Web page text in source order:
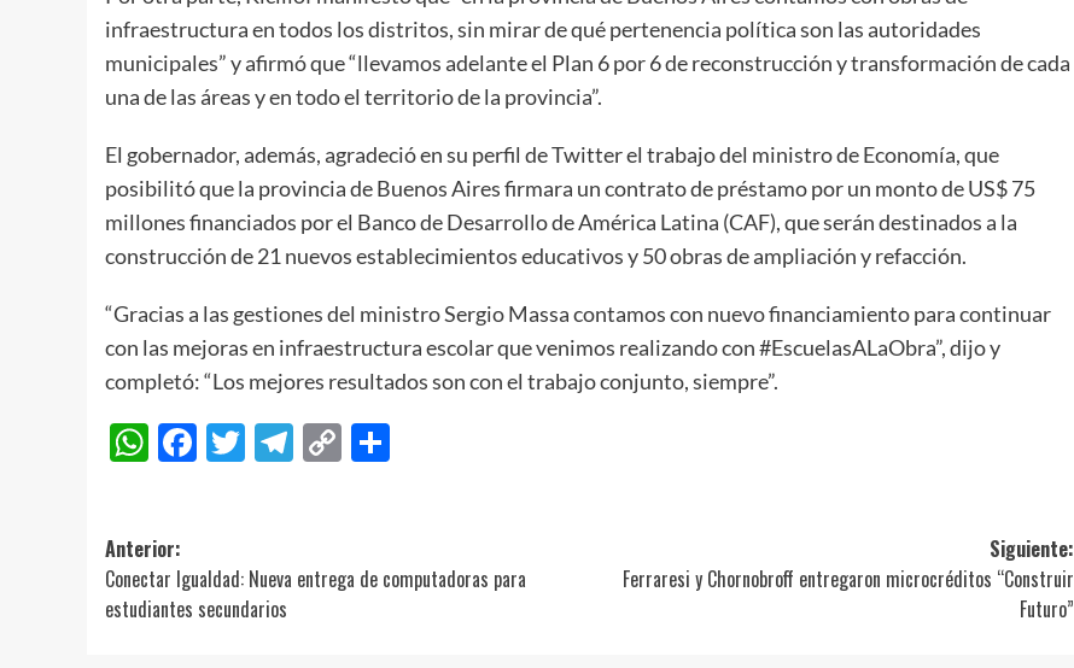
infraestructura en todos los distritos, sin mirar de qué pertenencia política son las autoridades
municipales” y afirmó que “llevamos adelante el Plan 6 por 6 de reconstrucción y transformación de cada
una de las áreas y en todo el territorio de la provincia”.
El gobernador, además, agradeció en su perfil de Twitter el trabajo del ministro de Economía, que
posibilitó que la provincia de Buenos Aires firmara un contrato de préstamo por un monto de US$ 75
millones financiados por el Banco de Desarrollo de América Latina (CAF), que serán destinados a la
construcción de 21 nuevos establecimientos educativos y 50 obras de ampliación y refacción.
“Gracias a las gestiones del ministro Sergio Massa contamos con nuevo financiamiento para continuar
con las mejoras en infraestructura escolar que venimos realizando con #EscuelasALaObra”, dijo y
completó: “Los mejores resultados son con el trabajo conjunto, siempre”.
WhatsApp
Facebook
Twitter
Telegram
Copy
Navegación
de
entradas
Anterior:
Conectar Igualdad: Nueva entrega de computadoras para
estudiantes secundarios
Siguiente:
Ferraresi y Chornobroff entregaron microcréditos “Construir
Futuro”